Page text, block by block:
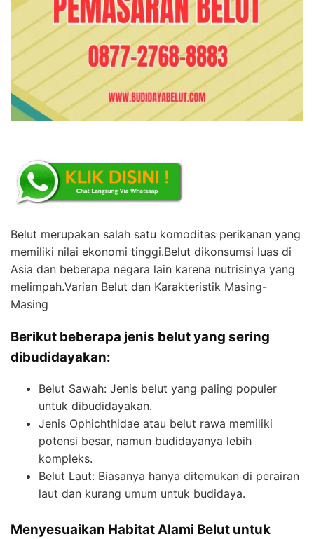
Belut merupakan salah satu komoditas perikanan yang
memiliki nilai ekonomi tinggi.Belut dikonsumsi luas di
Asia dan beberapa negara lain karena nutrisinya yang
melimpah.Varian Belut dan Karakteristik Masing-
Masing
Berikut beberapa jenis belut yang sering
dibudidayakan:
Belut Sawah: Jenis belut yang paling populer
untuk dibudidayakan.
Jenis Ophichthidae atau belut rawa memiliki
potensi besar, namun budidayanya lebih
kompleks.
Belut Laut: Biasanya hanya ditemukan di perairan
laut dan kurang umum untuk budidaya.
Menyesuaikan Habitat Alami Belut untuk